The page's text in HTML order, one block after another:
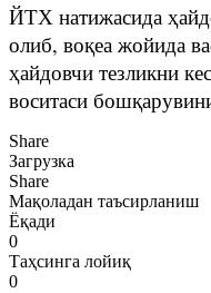
ЙТХ натижасида
олиб, воқеа жойида
ҳайдовчи тезликни
воситаси
Share
Загрузка
Share
Мақоладан таъсирланиш
Ёқади
0
Таҳсинга лойиқ
0